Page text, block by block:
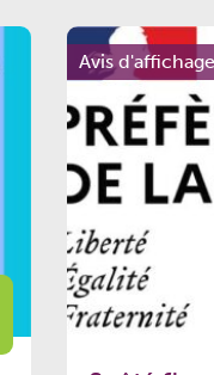
Avis d'affichage